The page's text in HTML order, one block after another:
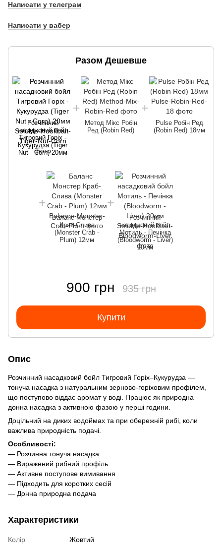
Написати у телеграм
Написати у вабер
Разом Дешевше
Розчинний
насадковий бойл
Тигровий Горіх -
Кукурудза (Tiger
Nut - Corn) 20мм
Метод Мікс Робін
Ред (Robin Red)
Pulse Робін Ред
(Robin Red) 18мм
Баланс Монстер
Краб-Слива
(Monster Crab -
Plum) 12мм
Розчинний
насадковий бойл
Мотиль - Печінка
(Bloodworm - Liver)
20мм
900 грн 935 грн
Купити
Опис
Розчинний насадковий бойл Тигровий Горіх–Кукурудза —
тонуча насадка з натуральним зерново-горіховим профілем,
що поступово віддає аромат у воді. Працює як природна
донна насадка з активною фазою у перші години.
Доцільний на диких водоймах та при обережній рибі, коли
важлива природність подачі.
Особливості:
— Розчинна тонуча насадка
— Виражений рибний профіль
— Активне поступове вимивання
— Підходить для коротких сесій
— Донна природна подача
Характеристики
Колір
Жовтий